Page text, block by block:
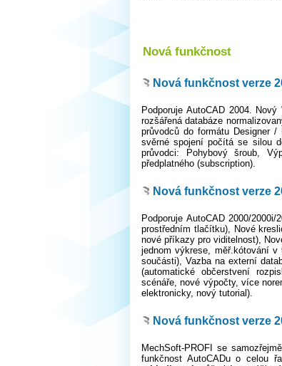
Nová funkčnost
Nová funkčnost verze
Podporuje AutoCAD 2004.
rozšářená databáze
průvodců do formátu Designer
svěrné spojení počítá se silou
průvodci: Pohybový šroub,
předplatného (subscription).
Nová funkčnost verze
Podporuje AutoCAD 2000/
prostředním tlačítku), Nové
nové příkazy pro viditelnost),
jednom výkrese, měř.kótování
součásti), Vazba na externí
(automatické občerstvení
scénáře, nové výpočty, více
elektronicky, nový tutorial).
Nová funkčnost verze
MechSoft-PROFI se
funkčnost AutoCADu o celou